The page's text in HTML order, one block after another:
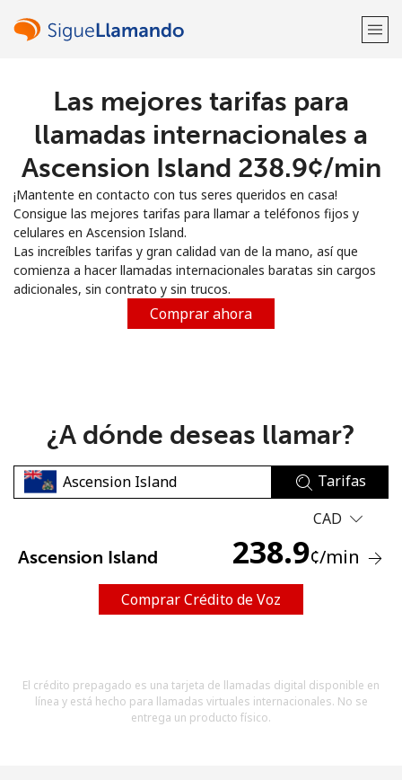
¡Bienvenido!
Regístrate con
o
No se ha creado una contraseña
Una letra mayúscula y una minúscula
Un número
Las mejores tarifas para
llamadas internacionales a
Ascension Island ⁦238.9¢⁩/min
¡Mantente en contacto con tus seres queridos en casa!
Consigue las mejores tarifas para llamar a teléfonos fijos y
celulares en Ascension Island.
Las increíbles tarifas y gran calidad van de la mano, así que
comienza a hacer llamadas internacionales baratas sin cargos
adicionales, sin contrato y sin trucos.
Comprar ahora
¿A dónde deseas llamar?
Tarifas
CAD
Ascension Island 238.9¢/min
Comprar Crédito de Voz
El crédito prepagado es una tarjeta de llamadas digital disponible en
línea y está hecho para llamadas virtuales internacionales. No se
entrega un producto físico.